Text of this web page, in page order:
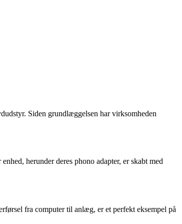
Siden grundlæggelsen har virksomheden
herunder deres phono adapter, er skabt med
fra computer til anlæg, er et perfekt eksempel på